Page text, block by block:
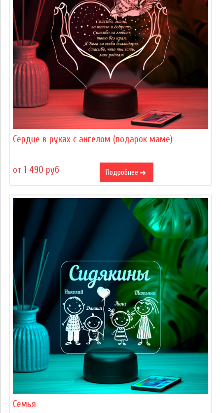
Сердце в руках с ангелом (подарок маме)
от 1 490 руб Подробнее
Семья